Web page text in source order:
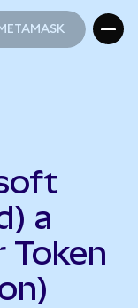
a
Token